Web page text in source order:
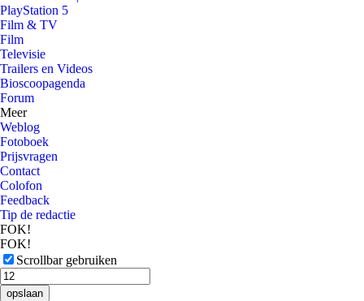
PlayStation 5
Film & TV
Film
Televisie
Trailers en Videos
Bioscoopagenda
Forum
Meer
Weblog
Fotoboek
Prijsvragen
Contact
Colofon
Feedback
Tip de redactie
FOK!
FOK!
Scrollbar gebruiken
opslaan